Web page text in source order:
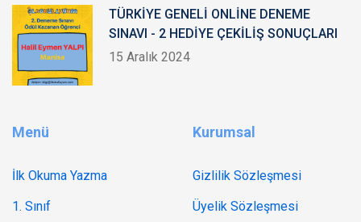
TÜRKİYE GENELİ ONLİNE DENEME
SINAVI - 2 HEDİYE ÇEKİLİŞ SONUÇLARI
15 Aralık 2024
Menü
İlk Okuma Yazma
1. Sınıf
Kurumsal
Gizlilik Sözleşmesi
Üyelik Sözleşmesi